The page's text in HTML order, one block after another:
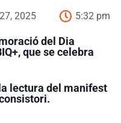
2025 5:32 pm
del Dia
que se celebra
lectura del manifest